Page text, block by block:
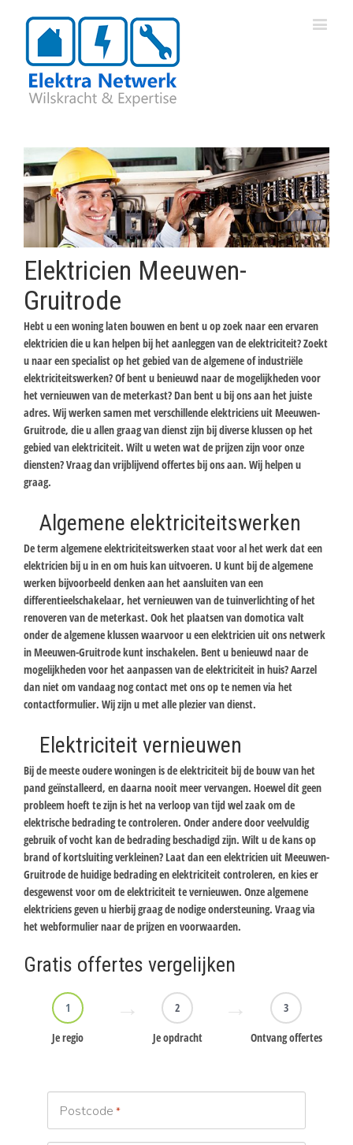
Elektricien Meeuwen-
Gruitrode
Hebt u een woning laten bouwen en bent u op zoek naar een ervaren
elektricien die u kan helpen bij het aanleggen van de elektriciteit? Zoekt
u naar een specialist op het gebied van de algemene of industriële
elektriciteitswerken? Of bent u benieuwd naar de mogelijkheden voor
het vernieuwen van de meterkast? Dan bent u bij ons aan het juiste
adres. Wij werken samen met verschillende elektriciens uit Meeuwen-
Gruitrode, die u allen graag van dienst zijn bij diverse klussen op het
gebied van elektriciteit. Wilt u weten wat de prijzen zijn voor onze
diensten? Vraag dan vrijblijvend offertes bij ons aan. Wij helpen u
graag.
Algemene elektriciteitswerken
De term algemene elektriciteitswerken staat voor al het werk dat een
elektricien bij u in en om huis kan uitvoeren. U kunt bij de algemene
werken bijvoorbeeld denken aan het aansluiten van een
differentieelschakelaar, het vernieuwen van de tuinverlichting of het
renoveren van de meterkast. Ook het plaatsen van domotica valt
onder de algemene klussen waarvoor u een elektricien uit ons netwerk
in Meeuwen-Gruitrode kunt inschakelen. Bent u benieuwd naar de
mogelijkheden voor het aanpassen van de elektriciteit in huis? Aarzel
dan niet om vandaag nog contact met ons op te nemen via het
contactformulier. Wij zijn u met alle plezier van dienst.
Elektriciteit vernieuwen
Bij de meeste oudere woningen is de elektriciteit bij de bouw van het
pand geïnstalleerd, en daarna nooit meer vervangen. Hoewel dit geen
probleem hoeft te zijn is het na verloop van tijd wel zaak om de
elektrische bedrading te controleren. Onder andere door veelvuldig
gebruik of vocht kan de bedrading beschadigd zijn. Wilt u de kans op
brand of kortsluiting verkleinen? Laat dan een elektricien uit Meeuwen-
Gruitrode de huidige bedrading en elektriciteit controleren, en kies er
desgewenst voor om de elektriciteit te vernieuwen. Onze algemene
elektriciens geven u hierbij graag de nodige ondersteuning. Vraag via
het webformulier naar de prijzen en voorwaarden.
Gratis offertes vergelijken
1
Je regio
2
Je opdracht
3
Ontvang offertes
Postcode *